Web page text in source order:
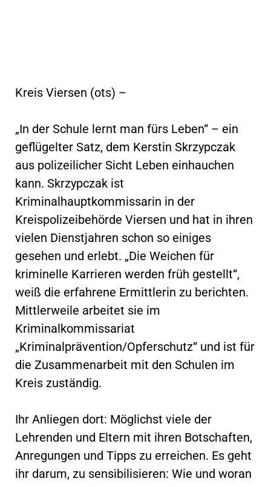
Kreis Viersen (ots) –
„In der Schule lernt man fürs Leben“ – ein
geflügelter Satz, dem Kerstin Skrzypczak
aus polizeilicher Sicht Leben einhauchen
kann. Skrzypczak ist
Kriminalhauptkommissarin in der
Kreispolizeibehörde Viersen und hat in ihren
vielen Dienstjahren schon so einiges
gesehen und erlebt. „Die Weichen für
kriminelle Karrieren werden früh gestellt“,
weiß die erfahrene Ermittlerin zu berichten.
Mittlerweile arbeitet sie im
Kriminalkommissariat
„Kriminalprävention/Opferschutz“ und ist für
die Zusammenarbeit mit den Schulen im
Kreis zuständig.
Ihr Anliegen dort: Möglichst viele der
Lehrenden und Eltern mit ihren Botschaften,
Anregungen und Tipps zu erreichen. Es geht
ihr darum, zu sensibilisieren: Wie und woran